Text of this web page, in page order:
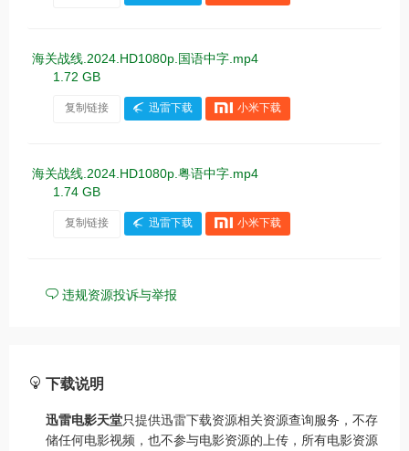
海关战线.2024.HD1080p.国语中字.mp4
1.72 GB
复制链接 迅雷下载 小米下载
海关战线.2024.HD1080p.粤语中字.mp4
1.74 GB
复制链接 迅雷下载 小米下载
违规资源投诉与举报
下载说明
迅雷电影天堂只提供迅雷下载资源相关资源查询服务，不存
储任何电影视频，也不参与电影资源的上传，所有电影资源